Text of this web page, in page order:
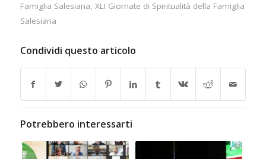
Famiglia Salesiana, XLI Giornate di Spiritualità della Famiglia
Salesiana
Condividi questo articolo
Potrebbero interessarti